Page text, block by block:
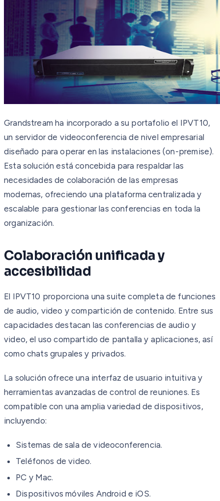
Grandstream ha incorporado a su portafolio el IPVT10,
un servidor de videoconferencia de nivel empresarial
diseñado para operar en las instalaciones (on-premise).
Esta solución está concebida para respaldar las
necesidades de colaboración de las empresas
modernas, ofreciendo una plataforma centralizada y
escalable para gestionar las conferencias en toda la
organización.
Colaboración unificada y
accesibilidad
El IPVT10 proporciona una suite completa de funciones
de audio, video y compartición de contenido. Entre sus
capacidades destacan las conferencias de audio y
video, el uso compartido de pantalla y aplicaciones, así
como chats grupales y privados.
La solución ofrece una interfaz de usuario intuitiva y
herramientas avanzadas de control de reuniones. Es
compatible con una amplia variedad de dispositivos,
incluyendo:
Sistemas de sala de videoconferencia.
Teléfonos de video.
PC y Mac.
Dispositivos móviles Android e iOS.